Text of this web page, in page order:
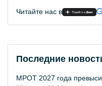
Читайте нас в
Последние
МРОТ 2027 года